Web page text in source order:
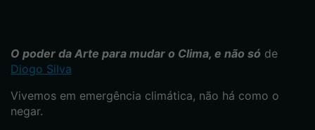
O poder da Arte para mudar o Clima, e não só de
Diogo Silva
Vivemos em emergência climática, não há como o
negar.